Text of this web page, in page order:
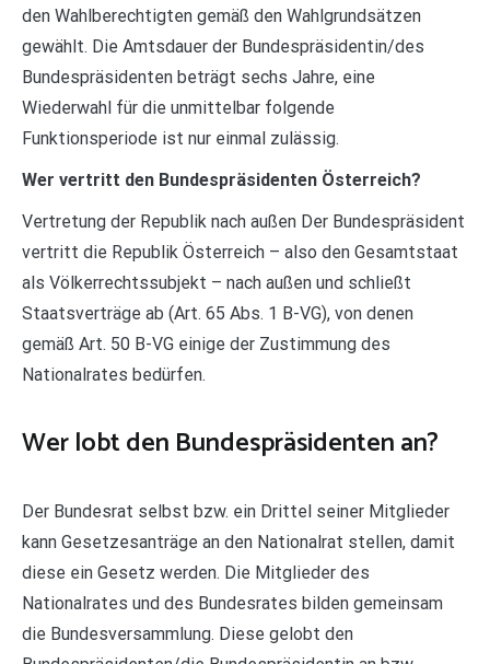
den Wahlberechtigten gemäß den Wahlgrundsätzen
gewählt. Die Amtsdauer der Bundespräsidentin/des
Bundespräsidenten beträgt sechs Jahre, eine
Wiederwahl für die unmittelbar folgende
Funktionsperiode ist nur einmal zulässig.
Wer vertritt den Bundespräsidenten Österreich?
Vertretung der Republik nach außen Der Bundespräsident
vertritt die Republik Österreich – also den Gesamtstaat
als Völkerrechtssubjekt – nach außen und schließt
Staatsverträge ab (Art. 65 Abs. 1 B-VG), von denen
gemäß Art. 50 B-VG einige der Zustimmung des
Nationalrates bedürfen.
Wer lobt den Bundespräsidenten an?
Der Bundesrat selbst bzw. ein Drittel seiner Mitglieder
kann Gesetzesanträge an den Nationalrat stellen, damit
diese ein Gesetz werden. Die Mitglieder des
Nationalrates und des Bundesrates bilden gemeinsam
die Bundesversammlung. Diese gelobt den